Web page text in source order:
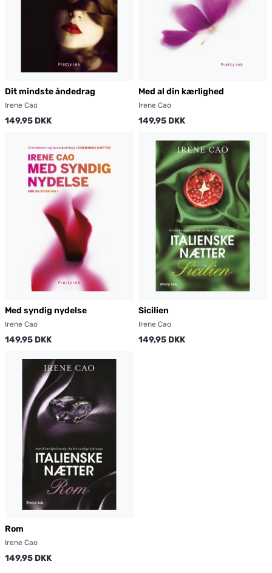
Dit mindste åndedrag
Irene Cao
149,95 DKK
Med al din kærlighed
Irene Cao
149,95 DKK
Med syndig nydelse
Irene Cao
149,95 DKK
Sicilien
Irene Cao
149,95 DKK
Rom
Irene Cao
149,95 DKK